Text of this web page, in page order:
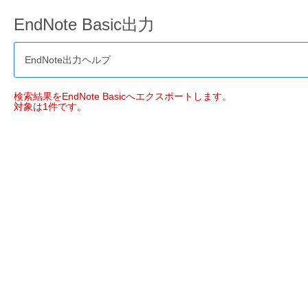
EndNote Basic出力
EndNote出力ヘルプ
検索結果をEndNote Basicへエクスポートします。
対象は1件です。